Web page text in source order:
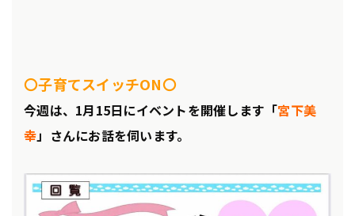
〇子育てスイッチON〇
今週は、1月15日にイベントを開催します「宮下美
幸」さんにお話を伺います。